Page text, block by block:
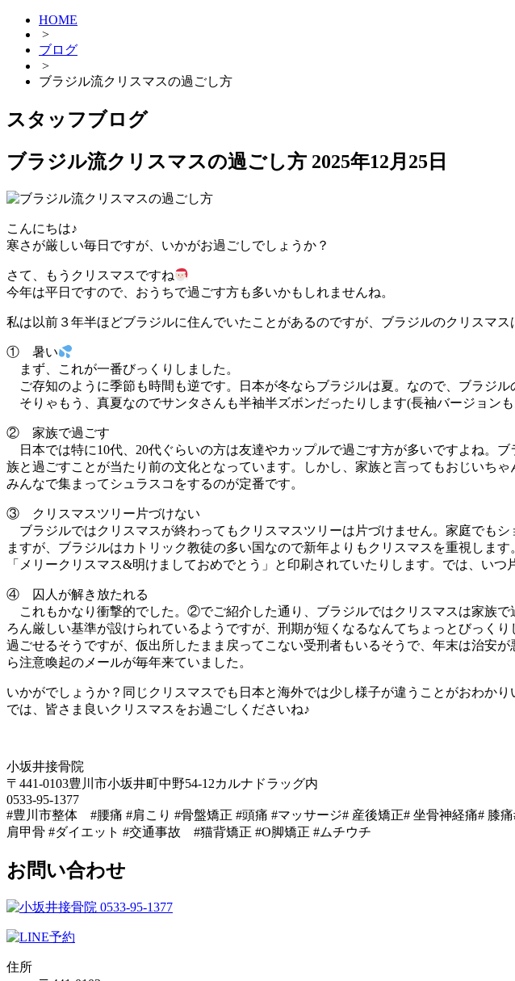
HOME
>
ブログ
>
ブラジル流クリスマスの過ごし方
スタッフブログ
ブラジル流クリスマスの過ごし方 2025年12月25日
こんにちは♪
寒さが厳しい毎日ですが、いかがお過ごしでしょうか？
さて、もうクリスマスですね
今年は平日ですので、おうちで過ごす方も多いかもしれませんね。
私は以前３年半ほどブラジルに住んでいたことがあるのですが、ブラジルのクリスマ
① 暑い
まず、これが一番びっくりしました。
ご存知のように季節も時間も逆です。日本が冬ならブラジルは夏。なので、ブラジル
そりゃもう、真夏なのでサンタさんも半袖半ズボンだったりします(長袖バージョン
② 家族で過ごす
日本では特に10代、20代ぐらいの方は友達やカップルで過ごす方が多いですよね。
族と過ごすことが当たり前の文化となっています。しかし、家族と言ってもおじいち
みんなで集まってシュラスコをするのが定番です。
③ クリスマスツリー片づけない
ブラジルではクリスマスが終わってもクリスマスツリーは片づけません。家庭でも
ますが、ブラジルはカトリック教徒の多い国なので新年よりもクリスマスを重視しま
「メリークリスマス&明けましておめでとう」と印刷されていたりします。では、い
④ 囚人が解き放たれる
これもかなり衝撃的でした。②でご紹介した通り、ブラジルではクリスマスは家族
ろん厳しい基準が設けられているようですが、刑期が短くなるなんてちょっとびっく
過ごせるそうですが、仮出所したまま戻ってこない受刑者もいるそうで、年末は治安
ら注意喚起のメールが毎年来ていました。
いかがでしょうか？同じクリスマスでも日本と海外では少し様子が違うことがおわかり
では、皆さま良いクリスマスをお過ごしくださいね♪
小坂井接骨院
〒441-0103豊川市小坂井町中野54-12カルナドラッグ内
0533-95-1377
#豊川市整体 #腰痛 #肩こり #骨盤矯正 #頭痛 #マッサージ# 産後矯正# 坐骨神経痛# 膝
肩甲骨 #ダイエット #交通事故 #猫背矯正 #O脚矯正 #ムチウチ
お問い合わせ
住所